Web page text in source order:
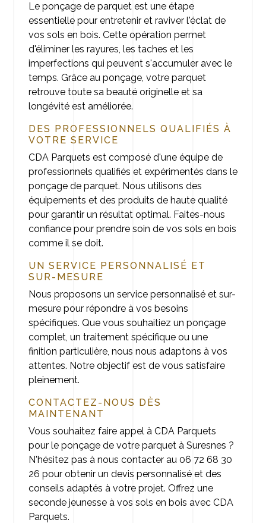
Le ponçage de parquet est une étape
essentielle pour entretenir et raviver l'éclat de
vos sols en bois. Cette opération permet
d'éliminer les rayures, les taches et les
imperfections qui peuvent s'accumuler avec le
temps. Grâce au ponçage, votre parquet
retrouve toute sa beauté originelle et sa
longévité est améliorée.
DES PROFESSIONNELS QUALIFIÉS À
VOTRE SERVICE
CDA Parquets est composé d'une équipe de
professionnels qualifiés et expérimentés dans le
ponçage de parquet. Nous utilisons des
équipements et des produits de haute qualité
pour garantir un résultat optimal. Faites-nous
confiance pour prendre soin de vos sols en bois
comme il se doit.
UN SERVICE PERSONNALISÉ ET
SUR-MESURE
Nous proposons un service personnalisé et sur-
mesure pour répondre à vos besoins
spécifiques. Que vous souhaitiez un ponçage
complet, un traitement spécifique ou une
finition particulière, nous nous adaptons à vos
attentes. Notre objectif est de vous satisfaire
pleinement.
CONTACTEZ-NOUS DÈS
MAINTENANT
Vous souhaitez faire appel à CDA Parquets
pour le ponçage de votre parquet à Suresnes ?
N'hésitez pas à nous contacter au 06 72 68 30
26 pour obtenir un devis personnalisé et des
conseils adaptés à votre projet. Offrez une
seconde jeunesse à vos sols en bois avec CDA
Parquets.